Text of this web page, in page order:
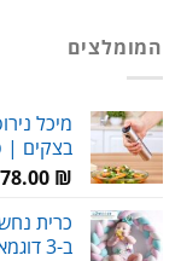
המומלצים
מיכל
בצקים |
78.00 ₪
ב-3 דוגמאות